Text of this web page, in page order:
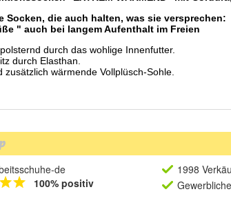
de
100% positiv
1998
Gewerblich